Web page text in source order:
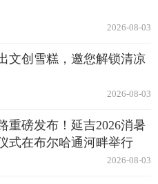
2026-08-03
文创雪糕，邀您解锁清凉
2026-08-03
重磅发布！延吉2026消暑
式在布尔哈通河畔举行
2026-08-03